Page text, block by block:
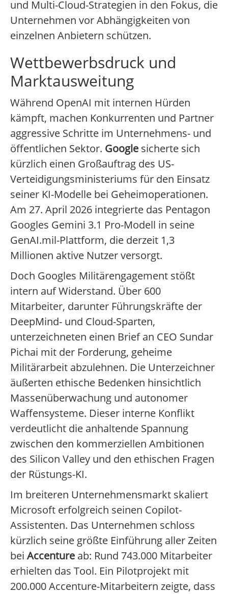
und Multi-Cloud-Strategien in den Fokus, die
Unternehmen vor Abhängigkeiten von
einzelnen Anbietern schützen.
Wettbewerbsdruck und
Marktausweitung
Während OpenAI mit internen Hürden
kämpft, machen Konkurrenten und Partner
aggressive Schritte im Unternehmens- und
öffentlichen Sektor. Google sicherte sich
kürzlich einen Großauftrag des US-
Verteidigungsministeriums für den Einsatz
seiner KI-Modelle bei Geheimoperationen.
Am 27. April 2026 integrierte das Pentagon
Googles Gemini 3.1 Pro-Modell in seine
GenAI.mil-Plattform, die derzeit 1,3
Millionen aktive Nutzer versorgt.
Doch Googles Militärengagement stößt
intern auf Widerstand. Über 600
Mitarbeiter, darunter Führungskräfte der
DeepMind- und Cloud-Sparten,
unterzeichneten einen Brief an CEO Sundar
Pichai mit der Forderung, geheime
Militärarbeit abzulehnen. Die Unterzeichner
äußerten ethische Bedenken hinsichtlich
Massenüberwachung und autonomer
Waffensysteme. Dieser interne Konflikt
verdeutlicht die anhaltende Spannung
zwischen den kommerziellen Ambitionen
des Silicon Valley und den ethischen Fragen
der Rüstungs-KI.
Im breiteren Unternehmensmarkt skaliert
Microsoft erfolgreich seinen Copilot-
Assistenten. Das Unternehmen schloss
kürzlich seine größte Einführung aller Zeiten
bei Accenture ab: Rund 743.000 Mitarbeiter
erhielten das Tool. Ein Pilotprojekt mit
200.000 Accenture-Mitarbeitern zeigte, dass